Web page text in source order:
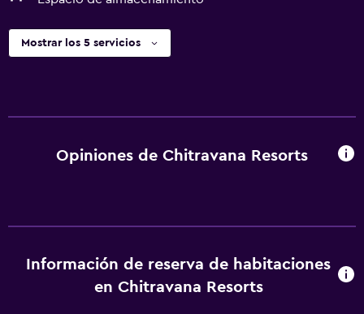
Mostrar los 5 servicios
Opiniones de Chitravana Resorts
Información de reserva de habitaciones
en Chitravana Resorts